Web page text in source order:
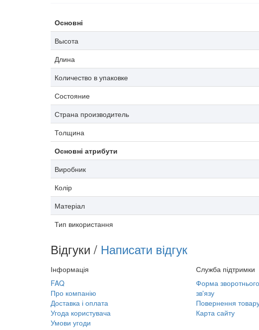
Основні
Высота
Длина
Количество в упаковке
Состояние
Страна производитель
Толщина
Основні атрибути
Виробник
Колір
Матеріал
Тип використання
Відгуки / Написати відгук
Інформація
FAQ
Про компанію
Доставка і оплата
Угода користувача
Умови угоди
Служба підтримки
Форма зворотнього
зв'язу
Повернення
Карта сайту